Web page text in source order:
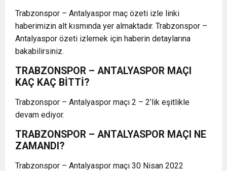
Trabzonspor – Antalyaspor maç özeti izle linki
haberimizin alt kısmında yer almaktadır. Trabzonspor –
Antalyaspor özeti izlemek için haberin detaylarına
bakabilirsiniz.
TRABZONSPOR – ANTALYASPOR MAÇI
KAÇ KAÇ BİTTİ?
Trabzonspor – Antalyaspor maçı 2 – 2’lik eşitlikle
devam ediyor.
TRABZONSPOR – ANTALYASPOR MAÇI NE
ZAMANDI?
Trabzonspor – Antalyaspor maçı 30 Nisan 2022